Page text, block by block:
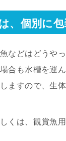
、個別に包
などはどうや
合も水槽を運
ますので、生
くは、観賞魚